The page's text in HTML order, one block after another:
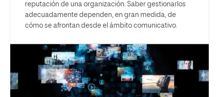
reputación de una organización. Saber gestionarlos
adecuadamente dependen, en gran medida, de
cómo se afrontan desde el ámbito comunicativo.